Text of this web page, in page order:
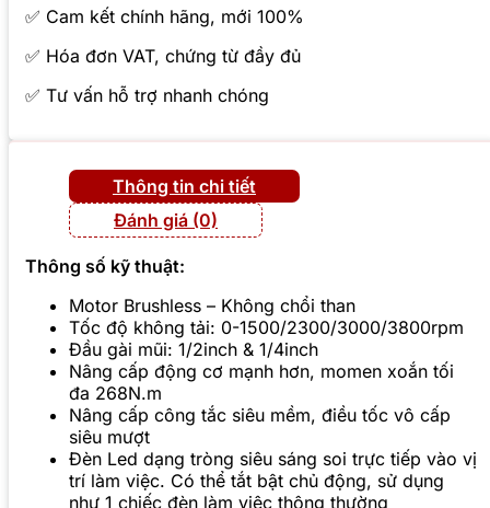
✅ Cam kết chính hãng, mới 100%
✅ Hóa đơn VAT, chứng từ đầy đủ
✅ Tư vấn hỗ trợ nhanh chóng
Thông tin chi tiết
Đánh giá (0)
Thông số kỹ thuật:
Motor Brushless – Không chổi than
Tốc độ không tải: 0-1500/2300/3000/3800rpm
Đầu gài mũi: 1/2inch & 1/4inch
Nâng cấp động cơ mạnh hơn, momen xoắn tối
đa 268N.m
Nâng cấp công tắc siêu mềm, điều tốc vô cấp
siêu mượt
Đèn Led dạng tròng siêu sáng soi trực tiếp vào vị
trí làm việc. Có thể tắt bật chủ động, sử dụng
như 1 chiếc đèn làm việc thông thường